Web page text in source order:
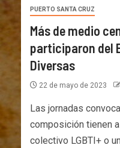
PUERTO SANTA CRUZ
Más de medio
participaron del
Diversas
22 de mayo de 2023
Las jornadas
composición tienen
colectivo LGBTI+ o